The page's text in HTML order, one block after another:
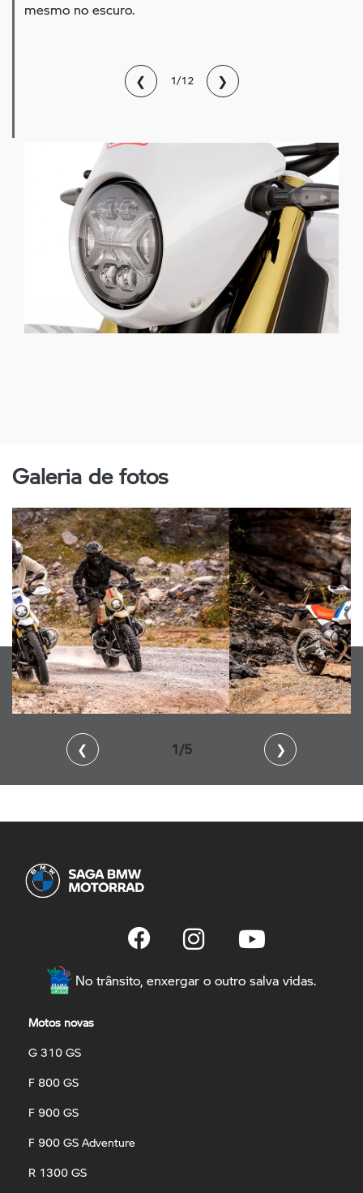
mesmo no escuro.
❮ 1/12 ❯
Galeria de fotos
❮ 2/5 ❯
No trânsito, enxergar o outro salva vidas.
Motos novas
G 310 GS
F 800 GS
F 900 GS
F 900 GS Adventure
R 1300 GS